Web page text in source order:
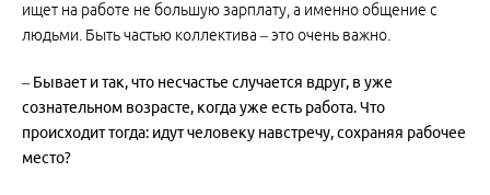
ищет на работе не большую зарплату, а именно общение с
людьми. Быть частью коллектива – это очень важно.
– Бывает и так, что несчастье случается вдруг, в уже
сознательном возрасте, когда уже есть работа. Что
происходит тогда: идут человеку навстречу, сохраняя рабочее
место?